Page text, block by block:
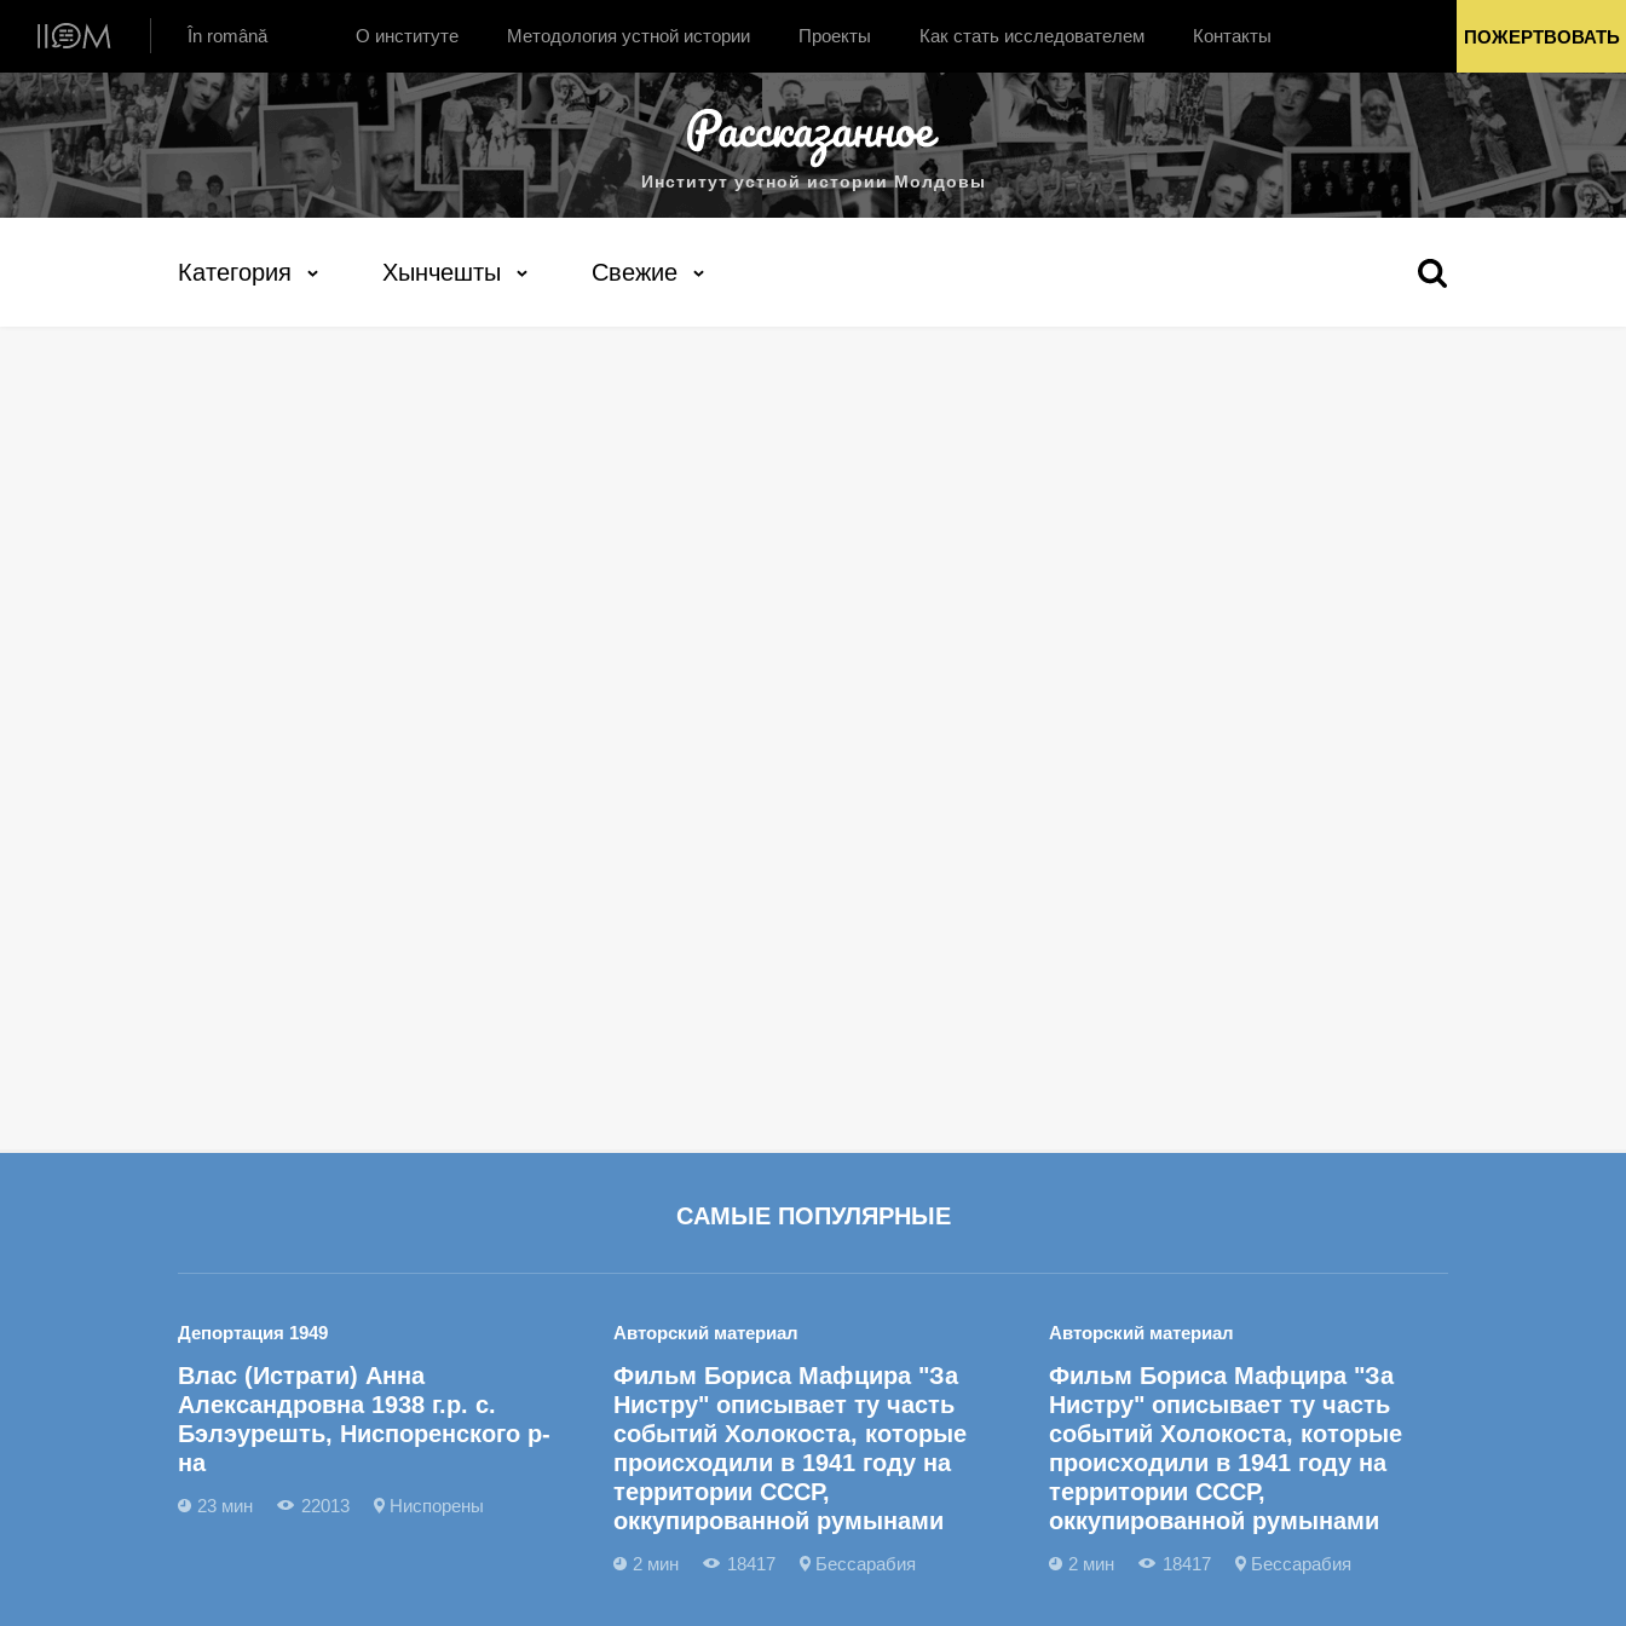
Институт устной истории Молдовы
În română О институте Методология устной истории Проекты Как стать исследователем Контакты ПОЖЕРТВОВАТЬ
Институт устной истории Молдовы
Категория Хынчешты Свежие
САМЫЕ ПОПУЛЯРНЫЕ
Депортация 1949
Влас (Истрати) Анна
Александровна 1938 г.р. с.
Бэлэурешть, Ниспоренского р-
на
23 мин 22013 Ниспорены
Авторский материал
Фильм Бориса Мафцира "За
Нистру" описывает ту часть
событий Холокоста, которые
происходили в 1941 году на
территории СССР,
оккупированной румынами
2 мин 18417 Бессарабия
Авторский материал
Фильм Бориса Мафцира "За
Нистру" описывает ту часть
событий Холокоста, которые
происходили в 1941 году на
территории СССР,
оккупированной румынами
2 мин 18417 Бессарабия